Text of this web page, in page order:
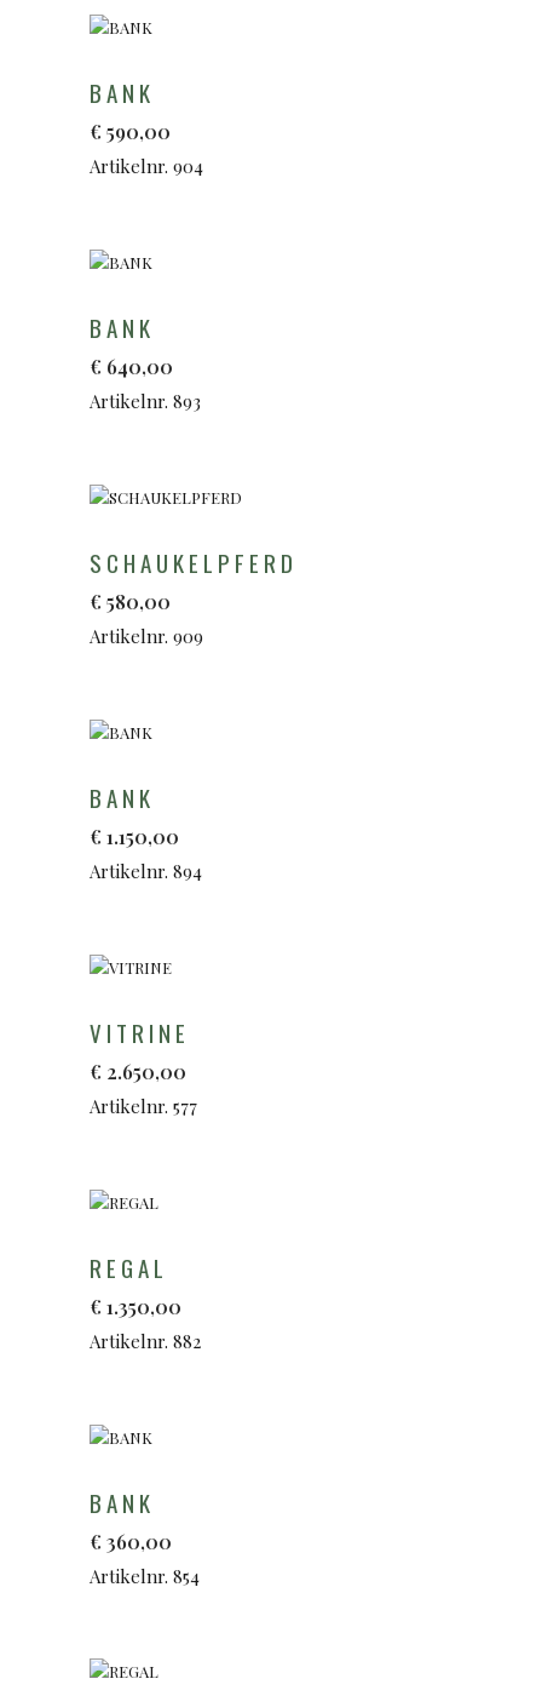
BANK
€ 590,00
Artikelnr. 904
BANK
€ 640,00
Artikelnr. 893
SCHAUKELPFERD
€ 580,00
Artikelnr. 909
BANK
€ 1.150,00
Artikelnr. 894
VITRINE
€ 2.650,00
Artikelnr. 577
REGAL
€ 1.350,00
Artikelnr. 882
BANK
€ 360,00
Artikelnr. 854